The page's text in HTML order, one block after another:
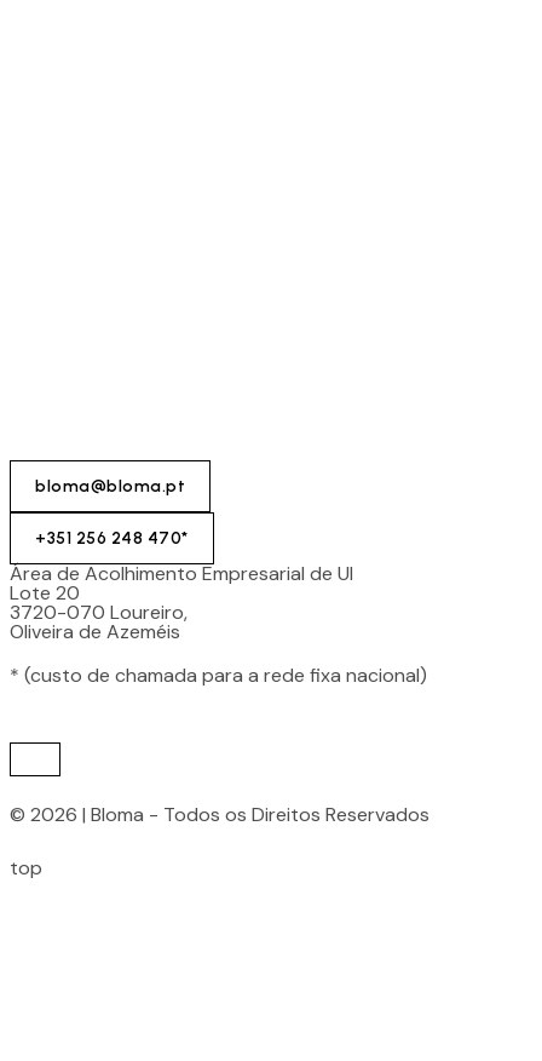
bloma@bloma.pt
+351 256 248 470*
Área de Acolhimento Empresarial de Ul
Lote 20
3720-070 Loureiro,
Oliveira de Azeméis
* (custo de chamada para a rede fixa nacional)
© 2026 | Bloma - Todos os Direitos Reservados
top